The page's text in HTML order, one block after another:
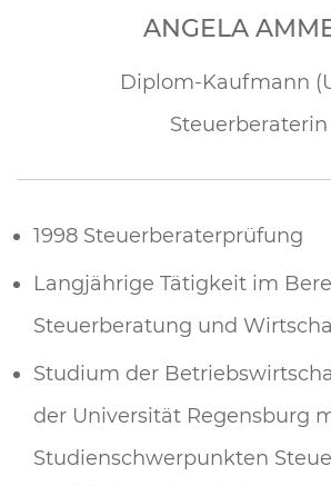
ANGELA
Diplom-Kaufmann
Steuerberaterin
1998 Steuerberaterprüfung
Langjährige Tätigkeit im
Steuerberatung und
Studium der
der Universität Regensburg
Studienschwerpunkten